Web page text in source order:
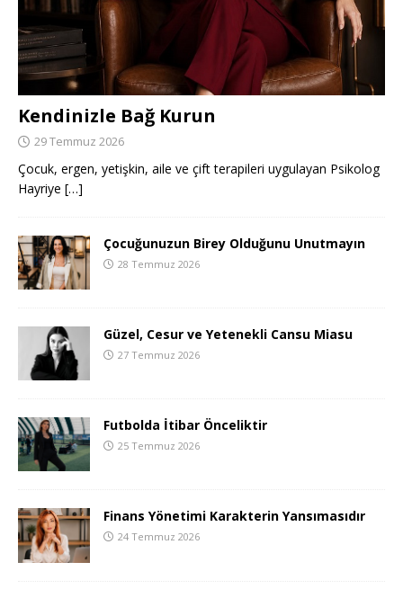
Kendinizle Bağ Kurun
29 Temmuz 2026
Çocuk, ergen, yetişkin, aile ve çift terapileri uygulayan Psikolog
Hayriye […]
Çocuğunuzun Birey Olduğunu Unutmayın
28 Temmuz 2026
Güzel, Cesur ve Yetenekli Cansu Miasu
27 Temmuz 2026
Futbolda İtibar Önceliktir
25 Temmuz 2026
Finans Yönetimi Karakterin Yansımasıdır
24 Temmuz 2026